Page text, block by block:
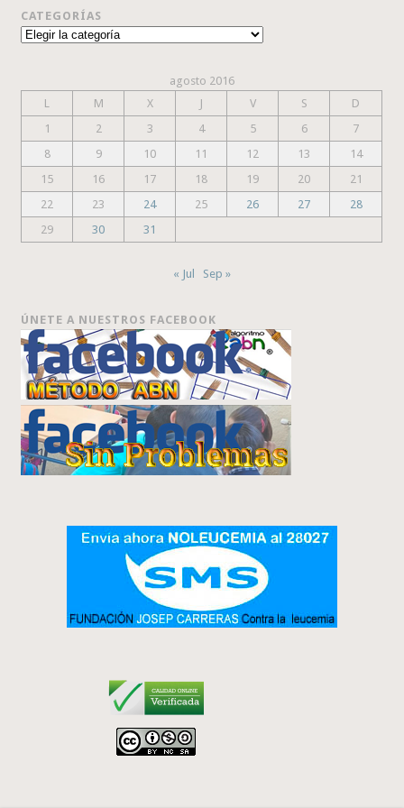
CATEGORÍAS
Categorías
agosto 2016
L
M X J V S
D
1
2 3 4 5 6
7
8
9 10 11 12 13
14
15
16 17 18 19 20
21
22
23 24 25 26 27
28
29
30 31
« Jul Sep »
ÚNETE A NUESTROS FACEBOOK